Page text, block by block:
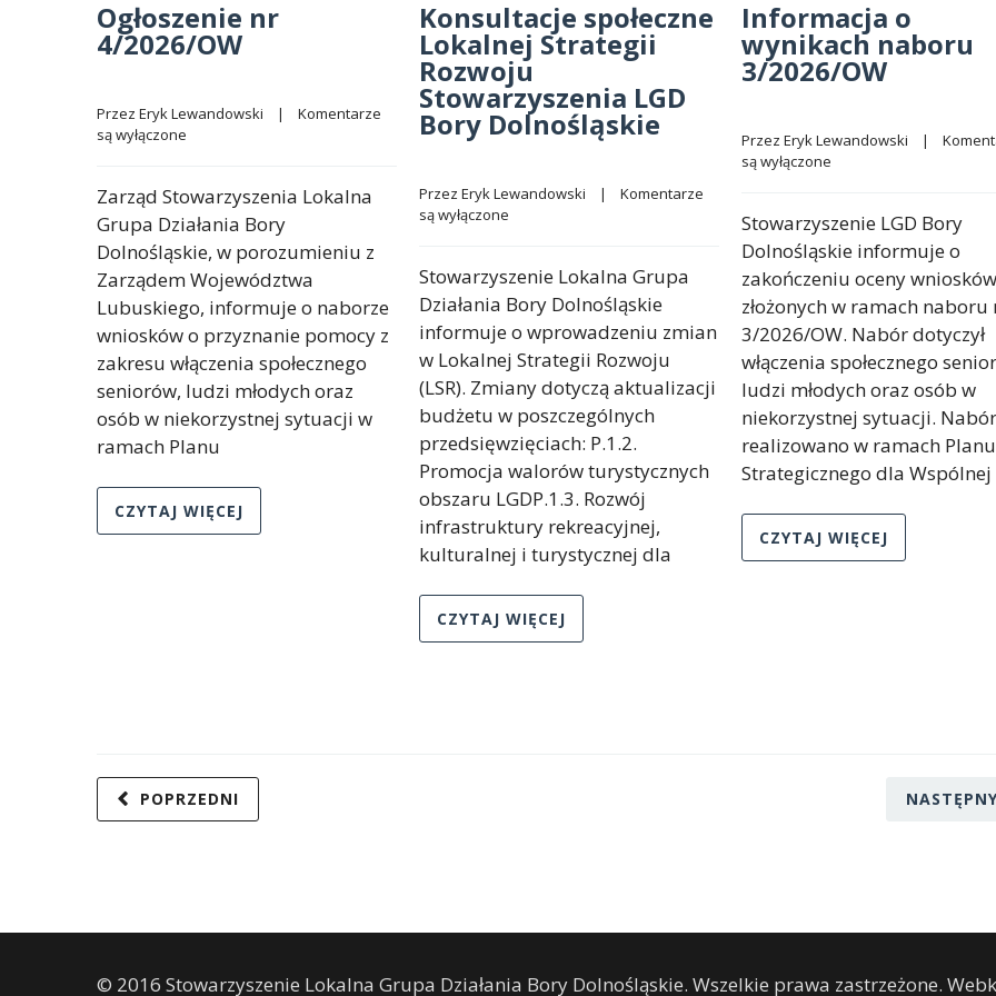
Ogłoszenie nr
4/2026/OW
Przez Eryk Lewandowski
    |
Komentarze
są wyłączone
Zarząd Stowarzyszenia Lokalna
Grupa Działania Bory
Dolnośląskie, w porozumieniu z
Zarządem Województwa
Lubuskiego, informuje o naborze
wniosków o przyznanie pomocy z
zakresu włączenia społecznego
seniorów, ludzi młodych oraz
osób w niekorzystnej sytuacji w
ramach Planu
CZYTAJ WIĘCEJ
Konsultacje społeczne
Lokalnej Strategii
Rozwoju
Stowarzyszenia LGD
Bory Dolnośląskie
Przez Eryk Lewandowski
    |
Komentarze
są wyłączone
Stowarzyszenie Lokalna Grupa
Działania Bory Dolnośląskie
informuje o wprowadzeniu zmian
w Lokalnej Strategii Rozwoju
(LSR). Zmiany dotyczą aktualizacji
budżetu w poszczególnych
przedsięwzięciach: P.1.2.
Promocja walorów turystycznych
obszaru LGDP.1.3. Rozwój
infrastruktury rekreacyjnej,
kulturalnej i turystycznej dla
CZYTAJ WIĘCEJ
Informacja o
wynikach naboru
3/2026/OW
Przez Eryk Lewandowski
    |
są wyłączone
Stowarzyszenie LGD Bory
Dolnośląskie informuje o
zakończeniu oceny wniosków
złożonych w ramach naboru
3/2026/OW. Nabór dotyczył
włączenia społecznego
ludzi młodych oraz osób w
niekorzystnej sytuacji. Nabór
realizowano w ramach Planu
Strategicznego dla Wspólnej
CZYTAJ WIĘCEJ
POPRZEDNI
© 2016 Stowarzyszenie Lokalna Grupa Działania Bory Dolnośląskie. Wszelkie prawa zastrzeżone.